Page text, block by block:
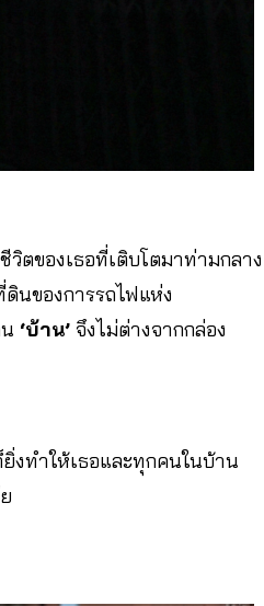
ตของเธอที่เติบโตมาท่ามกลาง
นของการรถไฟแห่ง
‘บ้าน’ จึงไม่ต่างจากกล่อง
งทำให้เธอและทุกคนในบ้าน